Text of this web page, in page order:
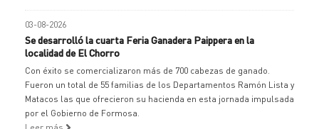
03-08-2026
Se desarrolló la cuarta Feria Ganadera Paippera en la
localidad de El Chorro
Con éxito se comercializaron más de 700 cabezas de ganado.
Fueron un total de 55 familias de los Departamentos Ramón Lista y
Matacos las que ofrecieron su hacienda en esta jornada impulsada
por el Gobierno de Formosa.